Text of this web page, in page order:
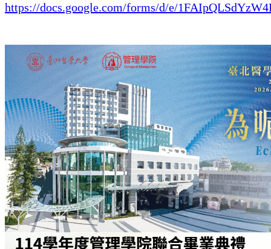
https://docs.google.com/forms/d/e/